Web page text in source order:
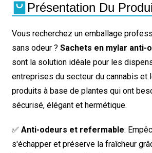
Présentation Du
Vous recherchez un emballage
sans odeur ? Sachets en mylar anti-
sont la solution idéale pour les
entreprises du secteur du cannabis et
produits à base de plantes qui ont
sécurisé, élégant et hermétique.
✅ Anti-odeurs et refermable:
s'échapper et préserve la fraîcheur